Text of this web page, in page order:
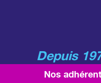
Depuis
Nos